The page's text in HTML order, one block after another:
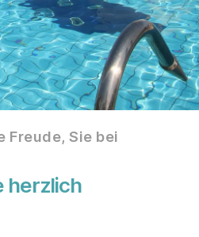
Freude, Sie bei
herzlich